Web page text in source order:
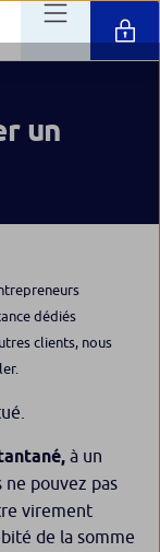
un
dédiés
clients, nous
à un
ne pouvez pas
virement
de la somme